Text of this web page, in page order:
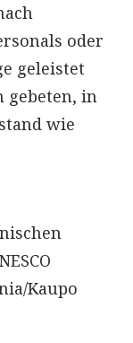
oder
geleistet
in
wie
Kaupo